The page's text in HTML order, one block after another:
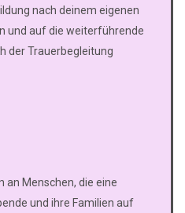
nach deinem eigenen
und auf die weiterführende
der Trauerbegleitung
an Menschen, die eine
und ihre Familien auf